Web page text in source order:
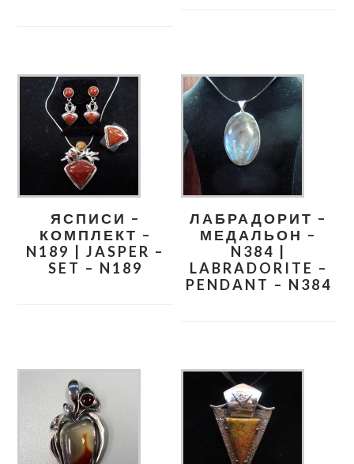
ЯСПИСИ –
КОМПЛЕКТ –
N189 | JASPER –
SET – N189
ЛАБРАДОРИТ –
МЕДАЛЬОН –
N384 |
LABRADORITE –
PENDANT – N384